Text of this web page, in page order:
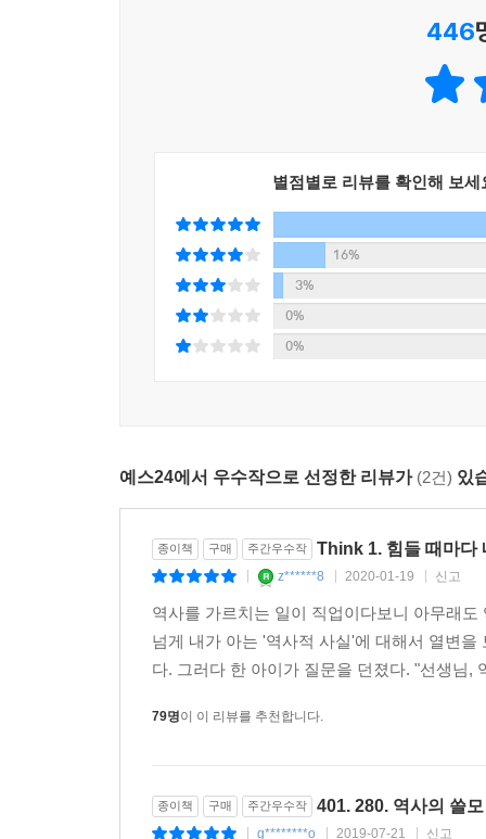
조선의 18대 왕 현종의 실록을 보면 거의 대부분
내 지속되었는데 그로부터 약 350년이 흐른 지
요가 있습니다. 갈등은 당연한 것이고 뜨거움도
---「지금 나의 온도는 적정한가」중에서
역사는 흔한 오해와 달리 고리타분하거나 미련
데 도움이 되는 도구죠. 불확실성의 시대에서 우
까? 역사를 공부한 사람은 이 질문에 긍정적으로
경쟁과 효율을 강조하는 시대에 ‘쓸데없다’는 말
경쟁과 효율을 우선순위로 두는 기업의 경영진이
역사 대중화를 위해 힘써온 저자는 이 문제에
구텐베르크가 개발한 대량 인쇄 기술과 세종
알아보고, 대제국 몽골에 항복하면서도 고려의
기술을 배우는 등 한국사와 세계사를 넘나들며
『역사의 쓸모』는 역사를 재미있게 풀어주는
나를 억압하는 것들로부터 자유로워지고
역사 앞에서 떳떳한 삶을 살기 위한 22가지 통찰
만약 당신에게 시간을 여행할 수 있는 특별한 능
선택은 언제나 두려운 일이기 때문이다. 시간을
속으로 시간 여행을 떠났다. 삶이라는 문제에 대
해설에서 도움을 얻듯, 우리보다 앞서 살았던 인
절망하는 대신 새로운 나라를 만들기 위해 판을
그리며 살다간 인물을 여럿 소개하며 ‘한 번뿐인
446
별점별로 리뷰를 확인해 보세
16%
3%
0%
0%
예스24에서 우수작으로 선정한 리뷰가 (2건) 있
종이책 구매 주간우수작 Think 1. 힘들 때마다
z******8 2020-01-19 신고
역사를 가르치는 일이 직업이다보니 아무래
넘게 내가 아는 '역사적 사실'에 대해서 열변
다. 그러다 한 아이가 질문을 던졌다. "선생님,
79명이 이 리뷰를 추천합니다.
종이책 구매 주간우수작 401. 280. 역사의 쓸모
g********o 2019-07-21 신고